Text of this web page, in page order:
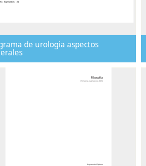
de urologia aspectos